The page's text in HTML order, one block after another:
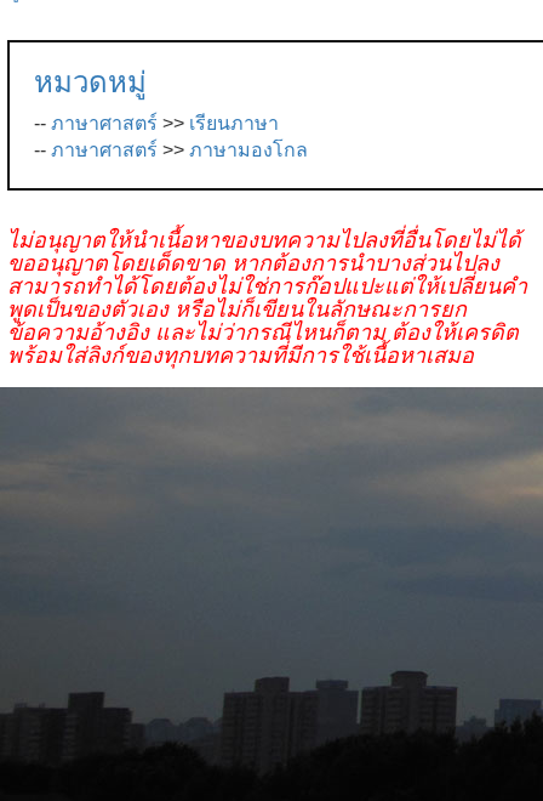
หมวดหมู่
-- ภาษาศาสตร์ >> เรียนภาษา
-- ภาษาศาสตร์ >> ภาษามองโกล
ไม่อนุญาตให้นำเนื้อหาของบทความไปลงที่อื่นโดยไม่ได้
ขออนุญาตโดยเด็ดขาด หากต้องการนำบางส่วนไปลง
สามารถทำได้โดยต้องไม่ใช่การก๊อปแปะแต่ให้เปลี่ยนคำ
พูดเป็นของตัวเอง หรือไม่ก็เขียนในลักษณะการยก
ข้อความอ้างอิง และไม่ว่ากรณีไหนก็ตาม ต้องให้เครดิต
พร้อมใส่ลิงก์ของทุกบทความที่มีการใช้เนื้อหาเสมอ